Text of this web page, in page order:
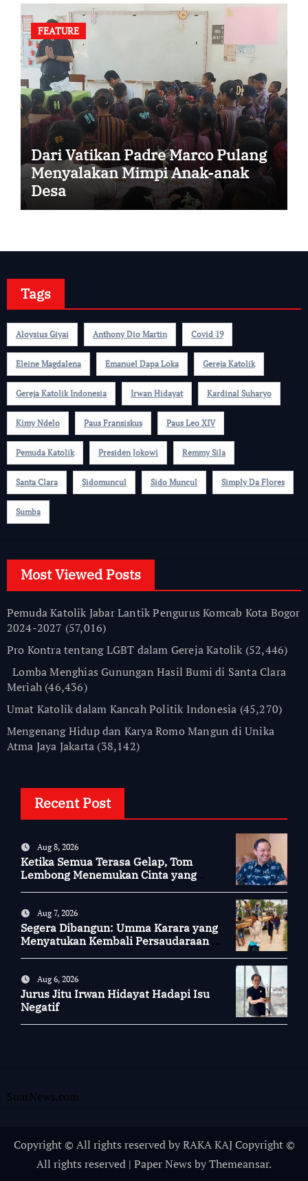
FEATURE
Dari Vatikan Padre Marco Pulang
Menyalakan Mimpi Anak-anak
Desa
Tags
Aloysius Giyai Anthony Dio Martin Covid 19
Eleine Magdalena Emanuel Dapa Loka Gereja Katolik
Gereja Katolik Indonesia Irwan Hidayat Kardinal Suharyo
Kimy Ndelo Paus Fransiskus Paus Leo XIV
Pemuda Katolik Presiden Jokowi Remmy Sila
Santa Clara Sidomuncul Sido Muncul Simply Da Flores
Sumba
Most Viewed Posts
Pemuda Katolik Jabar Lantik Pengurus Komcab Kota Bogor
2024-2027 (57,016)
Pro Kontra tentang LGBT dalam Gereja Katolik (52,446)
Lomba Menghias Gunungan Hasil Bumi di Santa Clara
Meriah (46,436)
Umat Katolik dalam Kancah Politik Indonesia (45,270)
Mengenang Hidup dan Karya Romo Mangun di Unika
Atma Jaya Jakarta (38,142)
Recent Post
Aug 8, 2026
Ketika Semua Terasa Gelap, Tom
Lembong Menemukan Cinta yang
Aug 7, 2026
Segera Dibangun: Umma Karara yang
Menyatukan Kembali Persaudaraan di
Aug 6, 2026
Jurus Jitu Irwan Hidayat Hadapi Isu
Negatif
SuarNews.com
Copyright © All rights reserved by RAKA KAJ Copyright ©
All rights reserved | Paper News byThemeansar.